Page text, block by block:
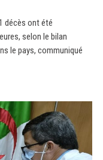
décès ont été
selon le bilan
le pays, communiqué